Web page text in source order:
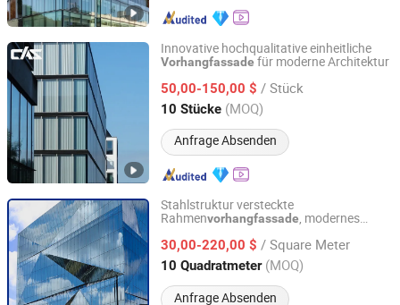
Innovative hochqualitative einheitliche
Vorhangfassade für moderne Architektur
50,00-150,00 $ / Stück
10 Stücke (MOQ)
Anfrage Absenden
Cas Facade Co., Ltd
Guangdong, China Seit 2025
Stahlstruktur versteckte
Rahmenvorhangfassade, modernes
Einkaufszentren
30,00-220,00 $ / Square Meter
10 Quadratmeter (MOQ)
Anfrage Absenden
Shandong Waterdrop Supply Chain Co., Ltd.
Shandong, China Seit 2026